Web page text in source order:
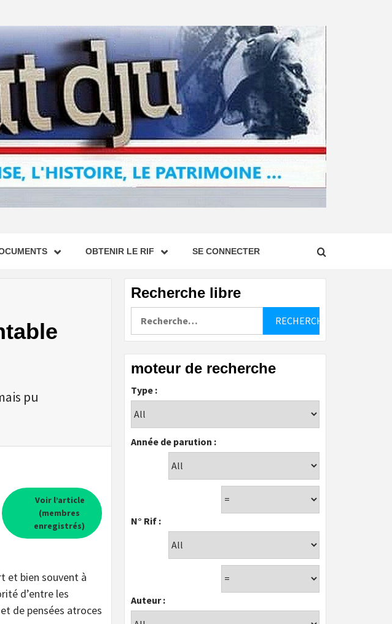
OBTENIR LE RIF SE CONNECTER
pu
Voir l’article
(membres
enregistrés)
et bien souvent à
d’entre les
de pensées atroces
Recherche libre
moteur de recherche
Type :
Année de parution :
N° Rif :
Auteur :